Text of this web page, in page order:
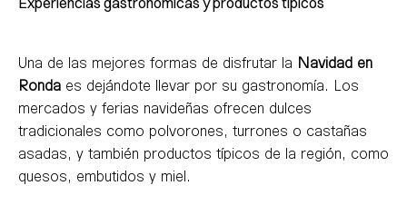
Una de las mejores formas de disfrutar la Navidad en
Ronda es dejándote llevar por su gastronomía. Los
mercados y ferias navideñas ofrecen dulces
tradicionales como polvorones, turrones o castañas
asadas, y también productos típicos de la región, como
quesos, embutidos y miel.